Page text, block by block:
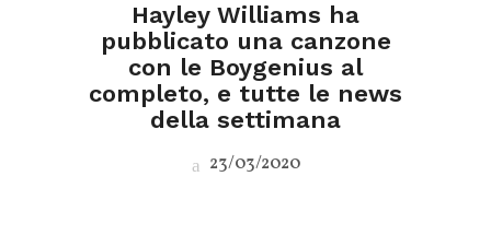
Hayley Williams ha
pubblicato una canzone
con le Boygenius al
completo, e tutte le news
della settimana
23/03/2020